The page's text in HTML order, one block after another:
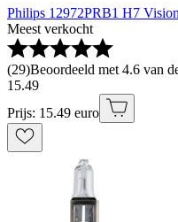
Philips 12972PRB1 H7
Meest verkocht
(29)Beoordeeld met 4.6 van
15.49
Prijs: 15.49 euro